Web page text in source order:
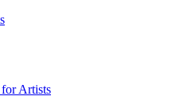
for Artists